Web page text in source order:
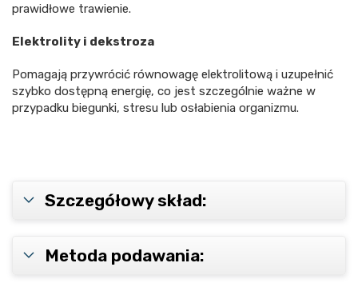
prawidłowe trawienie.
Elektrolity i dekstroza
Pomagają przywrócić równowagę elektrolitową i uzupełnić
szybko dostępną energię, co jest szczególnie ważne w
przypadku biegunki, stresu lub osłabienia organizmu.
Szczegółowy skład:
Metoda podawania: